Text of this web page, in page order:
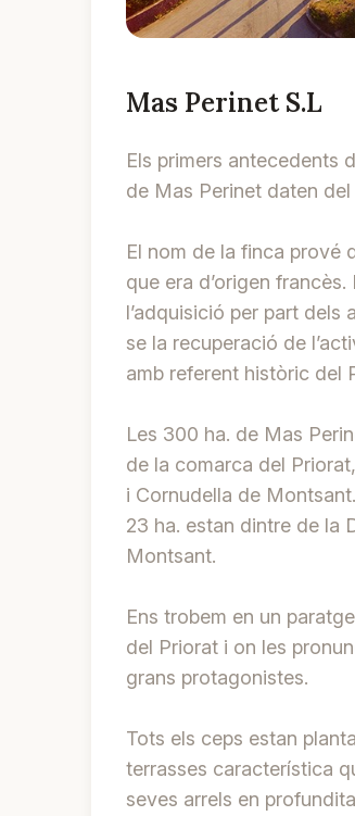
Mas Perinet S.L
Els primers antecedents
de Mas Perinet daten
El nom de la finca prové
que era d’origen
l’adquisició per part dels
se la recuperació de
amb referent històric del
Les 300 ha. de Mas
de la comarca del
i Cornudella de
23 ha. estan dintre de la
Montsant.
Ens trobem en un
del Priorat i on les
grans protagonistes.
Tots els ceps estan
terrasses característica
seves arrels en